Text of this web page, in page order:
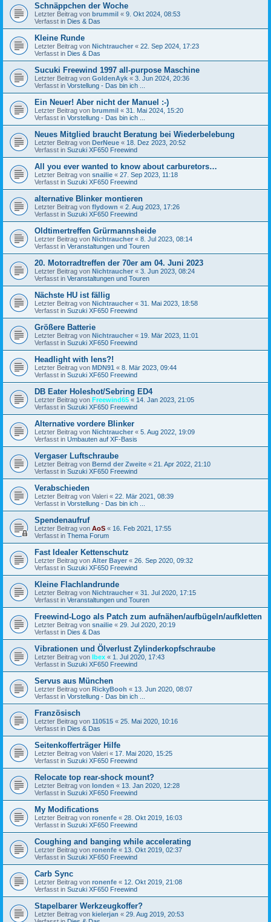
Schnäppchen der Woche
Letzter Beitrag von brummil « 9. Okt 2024, 08:53
Verfasst in Dies & Das
Kleine Runde
Letzter Beitrag von Nichtraucher « 22. Sep 2024, 17:23
Verfasst in Dies & Das
Sucuki Freewind 1997 all-purpose Maschine
Letzter Beitrag von GoldenAyk « 3. Jun 2024, 20:36
Verfasst in Vorstellung - Das bin ich ...
Ein Neuer! Aber nicht der Manuel :-)
Letzter Beitrag von brummil « 31. Mai 2024, 15:20
Verfasst in Vorstellung - Das bin ich ...
Neues Mitglied braucht Beratung bei Wiederbelebung
Letzter Beitrag von DerNeue « 18. Dez 2023, 20:52
Verfasst in Suzuki XF650 Freewind
All you ever wanted to know about carburetors…
Letzter Beitrag von snailie « 27. Sep 2023, 11:18
Verfasst in Suzuki XF650 Freewind
alternative Blinker montieren
Letzter Beitrag von flydown « 2. Aug 2023, 17:26
Verfasst in Suzuki XF650 Freewind
Oldtimertreffen Grürmannsheide
Letzter Beitrag von Nichtraucher « 8. Jul 2023, 08:14
Verfasst in Veranstaltungen und Touren
20. Motorradtreffen der 70er am 04. Juni 2023
Letzter Beitrag von Nichtraucher « 3. Jun 2023, 08:24
Verfasst in Veranstaltungen und Touren
Nächste HU ist fällig
Letzter Beitrag von Nichtraucher « 31. Mai 2023, 18:58
Verfasst in Suzuki XF650 Freewind
Größere Batterie
Letzter Beitrag von Nichtraucher « 19. Mär 2023, 11:01
Verfasst in Suzuki XF650 Freewind
Headlight with lens?!
Letzter Beitrag von MDN91 « 8. Mär 2023, 09:44
Verfasst in Suzuki XF650 Freewind
DB Eater Holeshot/Sebring ED4
Letzter Beitrag von Freewind65 « 14. Jan 2023, 21:05
Verfasst in Suzuki XF650 Freewind
Alternative vordere Blinker
Letzter Beitrag von Nichtraucher « 5. Aug 2022, 19:09
Verfasst in Umbauten auf XF-Basis
Vergaser Luftschraube
Letzter Beitrag von Bernd der Zweite « 21. Apr 2022, 21:10
Verfasst in Suzuki XF650 Freewind
Verabschieden
Letzter Beitrag von Valeri « 22. Mär 2021, 08:39
Verfasst in Vorstellung - Das bin ich ...
Spendenaufruf
Letzter Beitrag von AoS « 16. Feb 2021, 17:55
Verfasst in Thema Forum
Fast Idealer Kettenschutz
Letzter Beitrag von Alter Bayer « 26. Sep 2020, 09:32
Verfasst in Suzuki XF650 Freewind
Kleine Flachlandrunde
Letzter Beitrag von Nichtraucher « 31. Jul 2020, 17:15
Verfasst in Veranstaltungen und Touren
Freewind-Logo als Patch zum aufnähen/aufbügeln/aufkletten
Letzter Beitrag von snailie « 29. Jul 2020, 20:19
Verfasst in Dies & Das
Vibrationen und Ölverlust Zylinderkopfschraube
Letzter Beitrag von Ibex « 1. Jul 2020, 17:43
Verfasst in Suzuki XF650 Freewind
Servus aus München
Letzter Beitrag von RickyBooh « 13. Jun 2020, 08:07
Verfasst in Vorstellung - Das bin ich ...
Französisch
Letzter Beitrag von 110515 « 25. Mai 2020, 10:16
Verfasst in Dies & Das
Seitenkofferträger Hilfe
Letzter Beitrag von Valeri « 17. Mai 2020, 15:25
Verfasst in Suzuki XF650 Freewind
Relocate top rear-shock mount?
Letzter Beitrag von londen « 13. Jan 2020, 12:28
Verfasst in Suzuki XF650 Freewind
My Modifications
Letzter Beitrag von ronenfe « 28. Okt 2019, 16:03
Verfasst in Suzuki XF650 Freewind
Coughing and banging while accelerating
Letzter Beitrag von ronenfe « 13. Okt 2019, 02:37
Verfasst in Suzuki XF650 Freewind
Carb Sync
Letzter Beitrag von ronenfe « 12. Okt 2019, 21:08
Verfasst in Suzuki XF650 Freewind
Stapelbarer Werkzeugkoffer?
Letzter Beitrag von kielerjan « 29. Aug 2019, 20:53